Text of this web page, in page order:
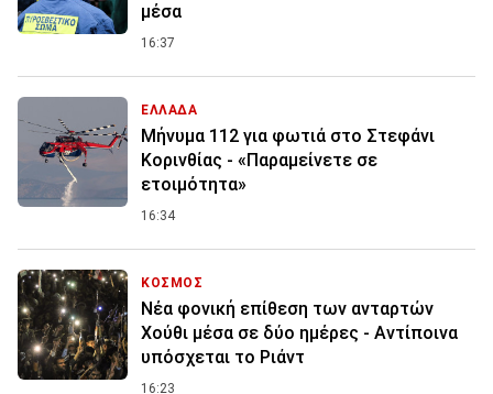
μέσα
16:37
ΕΛΛΑΔΑ
Μήνυμα 112 για φωτιά στο Στεφάνι
Κορινθίας - «Παραμείνετε σε
ετοιμότητα»
16:34
ΚΟΣΜΟΣ
Νέα φονική επίθεση των ανταρτών
Χούθι μέσα σε δύο ημέρες - Αντίποινα
υπόσχεται το Ριάντ
16:23